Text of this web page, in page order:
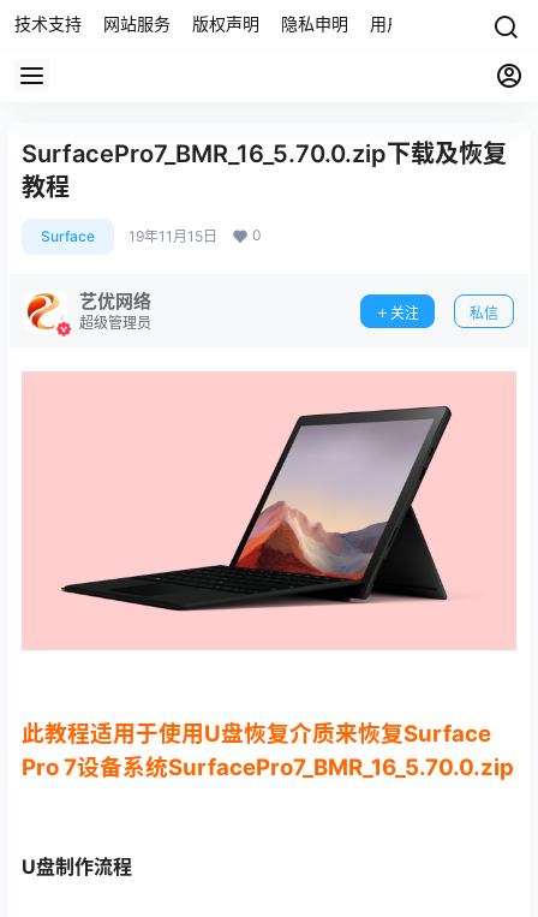
技术支持 网站服务 版权声明 隐私申明 用户协议 联系我们
SurfacePro7_BMR_16_5.70.0.zip下载及恢复
教程
Surface 19年11月15日 0
艺优网络
超级管理员
关注 私信
此教程适用于使用U盘恢复介质来恢复Surface
Pro 7设备系统SurfacePro7_BMR_16_5.70.0.zip
U盘制作流程